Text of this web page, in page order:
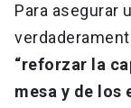
Para asegurar
“reforzar la
mesa y de los